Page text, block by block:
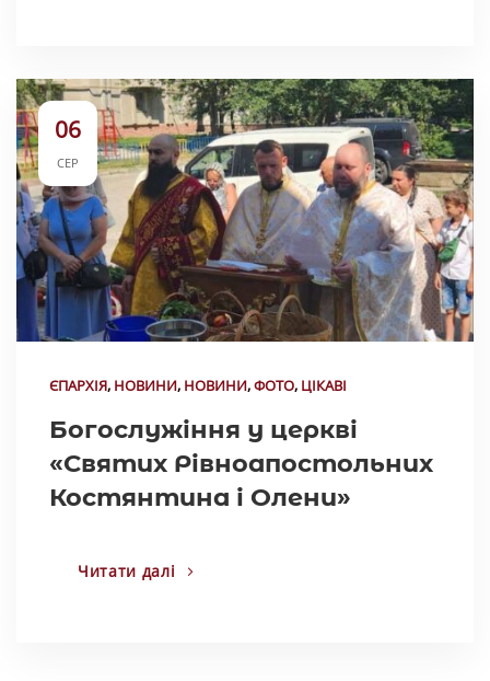
06
СЕР
ЄПАРХІЯ, НОВИНИ, НОВИНИ,ФОТО, ЦІКАВІ
Богослужіння у церкві
«Святих Рівноапостольних
Костянтина і Олени»
Читати далі